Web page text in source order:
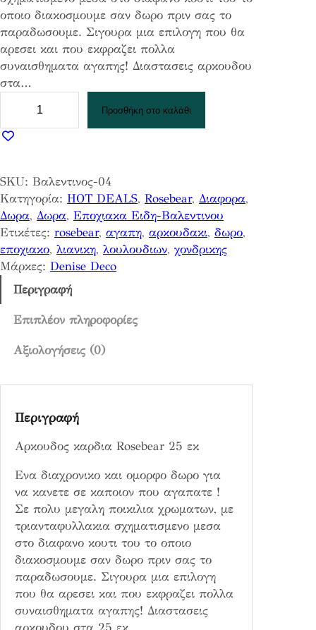
οποιο διακοσμουμε σαν δωρο πριν σας το
παραδωσουμε. Σιγουρα μια επιλογη που θα
αρεσει και που εκφραζει πολλα
συναισθηματα αγαπης! Διαστασεις αρκουδου
στα…
κ
δ
ο
ς
κ
α
ρ
ι
e
Προσθήκη στο καλάθι
SKU: Βαλεντινος-04
Κατηγορία: HOT DEALS, Rosebear, Διαφορα
Δωρα, Δωρα, Εποχιακα Ειδη-Βαλεντινου
Ετικέτες: rosebear, αγαπη, αρκουδακι, δωρο
εποχιακο, λιανικη, λουλουδιων, χονδρικης
Μάρκες: Denise Deco
Περιγραφή
Επιπλέον πληροφορίες
Αξιολογήσεις (0)
Περιγραφή
Αρκουδος καρδια Rosebear 25 εκ
Ενα διαχρονικο και ομορφο δωρο για
να κανετε σε καποιον που αγαπατε !
Σε πολυ μεγαλη ποικιλια χρωματων, με
τριανταφυλλακια σχηματισμενο μεσα
στο διαφανο κουτι του το οποιο
διακοσμουμε σαν δωρο πριν σας το
παραδωσουμε. Σιγουρα μια επιλογη
που θα αρεσει και που εκφραζει πολλα
συναισθηματα αγαπης! Διαστασεις